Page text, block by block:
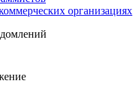
организациях